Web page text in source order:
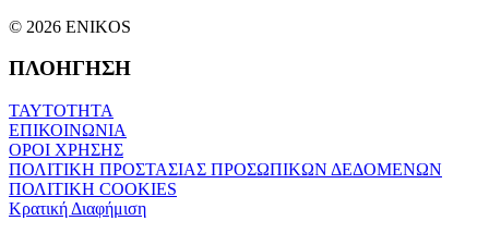
© 2026 ENIKOS
ΠΛΟΗΓΗΣΗ
ΤΑΥΤΟΤΗΤΑ
ΕΠΙΚΟΙΝΩΝΙΑ
ΟΡΟΙ ΧΡΗΣΗΣ
ΠΟΛΙΤΙΚΗ ΠΡΟΣΤΑΣΙΑΣ ΠΡΟΣΩΠΙΚΩΝ ΔΕΔΟΜΕΝΩΝ
ΠΟΛΙΤΙΚΗ COOKIES
Κρατική Διαφήμιση